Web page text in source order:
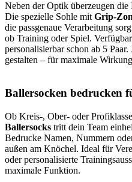
Neben der Optik überzeugen
Die spezielle Sohle mit Grip-
die passgenaue Verarbeitung
ob Training oder Spiel.
personalisierbar schon ab 5 Paar.
gestalten – für maximale
Ballersocken bedrucken
Ob Kreis-, Ober- oder
Ballersocks tritt dein Team
Bedrucke Namen, Nummern
außen am Knöchel. Ideal für
oder personalisierte
maximale Funktion.